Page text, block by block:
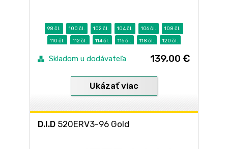
98 čl. 100 čl. 102 čl. 104 čl. 106 čl.
108 čl.
110 čl.
112 čl. 114 čl. 116 čl. 118 čl.
120 čl.
Skladom u dodávateľa 139,00 €
Ukázať viac
D.I.D 520ERV3-96 Gold